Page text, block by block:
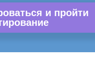
и пройти